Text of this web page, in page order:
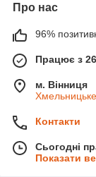
Про нас
96%
Працює з
м. Вінниця
Контакти
Сьогодні
Показати